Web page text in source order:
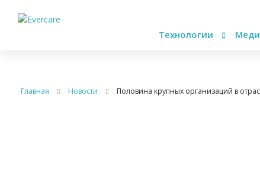
Технологии
Главная Новости Половина крупных организаций в